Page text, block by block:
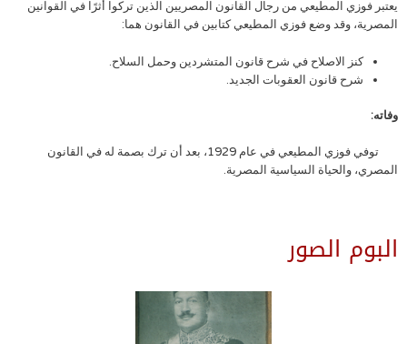
يعتبر فوزي المطيعي من رجال القانون المصريين الذين تركوا أثرًا في القوانين
المصرية، وقد وضع فوزي المطيعي كتابين في القانون هما:
كنز الاصلاح في شرح قانون المتشردين وحمل السلاح.
شرح قانون العقوبات الجديد.
وفاته:
توفي فوزي المطيعي في عام 1929، بعد أن ترك بصمة له في القانون
المصري، والحياة السياسية المصرية.
البوم الصور